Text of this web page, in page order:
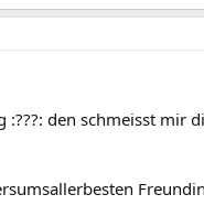
:???: den schmeisst mir